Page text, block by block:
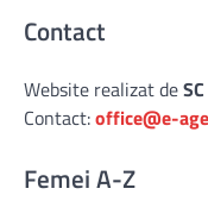
Contact
Website realizat de
Contact:office@e-
Femei A-Z